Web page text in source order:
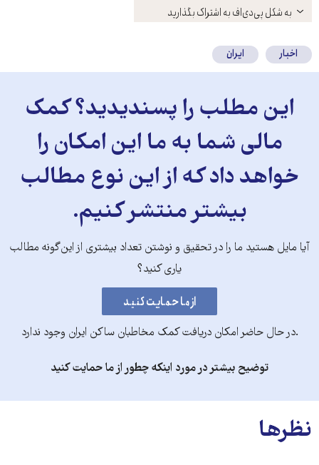
باز
کنید
به شکل پی‌دی‌اف به اشتراک بگذارید
اخبار ایران
این مطلب را پسندیدید؟ کمک
مالی شما به ما این امکان را
خواهد داد که از این نوع مطالب
بیشتر منتشر کنیم.
آیا مایل هستید ما را در تحقیق و نوشتن تعداد بیشتری از این‌گونه مطالب
یاری کنید؟
.در حال حاضر امکان دریافت کمک مخاطبان ساکن ایران وجود ندارد
توضیح بیشتر در مورد اینکه چطور از ما حمایت کنید
نظرها